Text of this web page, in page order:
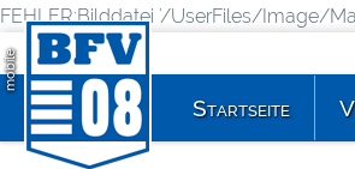
FEHLER:Bilddatei '/UserFiles/Image/
mobile
Startseite